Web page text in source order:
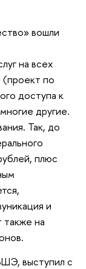
вошли
на всех
(проект по
доступа к
другие.
Так, до
плюс
и
также на
выступил с